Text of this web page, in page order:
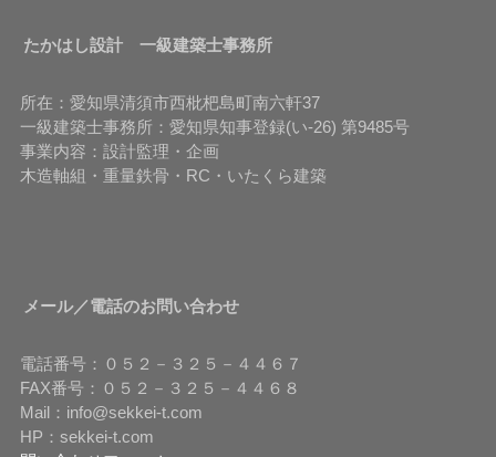
たかはし設計 一級建築士事務所
所在：愛知県清須市西枇杷島町南六軒37
一級建築士事務所：愛知県知事登録(い-26) 第9485号
事業内容：設計監理・企画
木造軸組・重量鉄骨・RC・いたくら建築
メール／電話のお問い合わせ
電話番号：０５２－３２５－４４６７
FAX番号：０５２－３２５－４４６８
Mail：info@sekkei-t.com
HP：sekkei-t.com